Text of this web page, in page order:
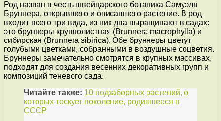
Род назван в честь швейцарского ботаника Самуэля
Бруннера, открывшего и описавшего растение. В род
входит всего три вида, из них два выращивают в садах:
это бруннеры крупнолистная (Brunnera macrophylla) и
сибирская (Brunnera sibirica). Обе бруннеры цветут
голубыми цветками, собранными в воздушные соцветия.
Бруннеры замечательно смотрятся в крупных массивах,
подходят для создания весенних декоративных групп и
композиций теневого сада.
Читайте также: 10 подзаборных растений, о
которых тоскует поколение, родившееся в
СССР